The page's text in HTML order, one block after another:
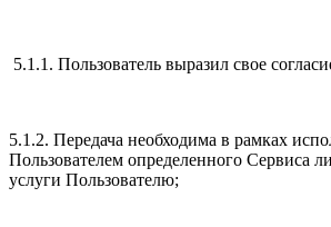
5.1.1. Пользователь выразил свое
5.1.2. Передача необходима в рамках
Пользователем определенного Сервиса
услуги Пользователю;